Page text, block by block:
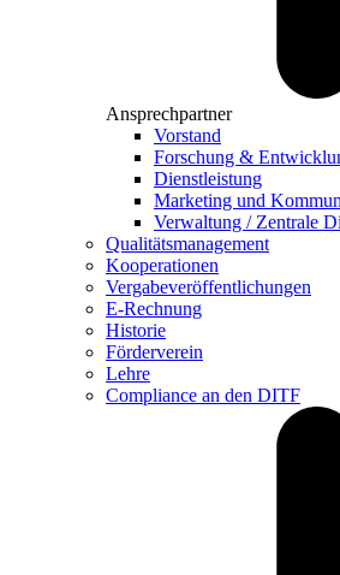
Ansprechpartner
Vorstand
Forschung &
Dienstleistung
Marketing und
Verwaltung / Zentrale
Qualitätsmanagement
Kooperationen
Vergabeveröffentlichungen
E-Rechnung
Historie
Förderverein
Lehre
Compliance an den DITF